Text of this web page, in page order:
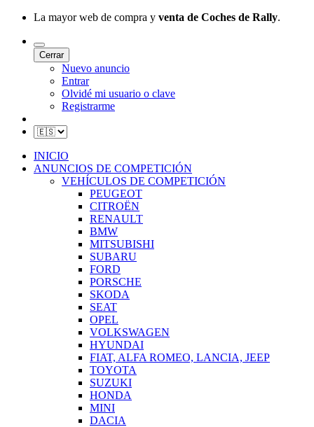
La mayor web de compra y venta de Coches de Rally.
Cerrar
Nuevo anuncio
Entrar
Olvidé mi usuario o clave
Registrarme
INICIO
ANUNCIOS DE COMPETICIÓN
VEHÍCULOS DE COMPETICIÓN
PEUGEOT
CITROËN
RENAULT
BMW
MITSUBISHI
SUBARU
FORD
PORSCHE
SKODA
SEAT
OPEL
VOLKSWAGEN
HYUNDAI
FIAT, ALFA ROMEO, LANCIA, JEEP
TOYOTA
SUZUKI
HONDA
MINI
DACIA